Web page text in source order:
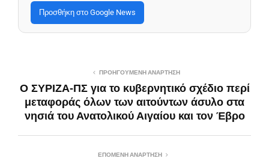
Προσθήκη στο Google News
ΠΡΟΗΓΟΎΜΕΝΗ ΑΝΆΡΤΗΣΗ
O ΣΥΡΙΖΑ-ΠΣ για το κυβερνητικό σχέδιο περί
μεταφοράς όλων των αιτούντων άσυλο στα
νησιά του Ανατολικού Αιγαίου και τον Έβρο
ΕΠΌΜΕΝΗ ΑΝΆΡΤΗΣΗ